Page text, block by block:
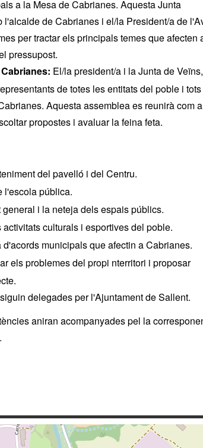
a la Mesa de Cabrianes. Aquesta Junta
l'alcalde de Cabrianes i el/la President/a de
per tractar els principals temes que afecten
pressupost.
El/la president/a i la Junta de Veïns,
de totes les entitats del poble i
Aquesta assemblea es reunirà com
propostes i avaluar la feina feta.
del pavelló i del Centru.
l'escola pública.
i la neteja dels espais públics.
activitats culturals i esportives del poble.
municipals que afectin a Cabrianes.
els problemes del propi nterritori i proposar
delegades per l'Ajuntament de Sallent.
aniran acompanyades pel la